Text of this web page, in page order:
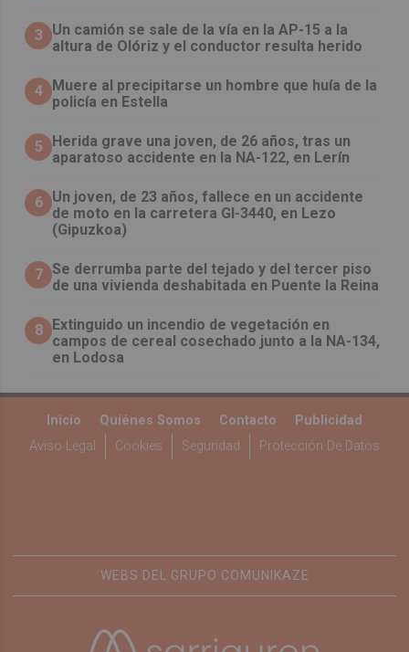
3
Un camión se sale de la vía en la AP-15 a la
altura de Olóriz y el conductor resulta herido
4 Muere al precipitarse un hombre que huía de la
policía en Estella
5
Herida grave una joven, de 26 años, tras un
aparatoso accidente en la NA-122, en Lerín
6 Un joven, de 23 años, fallece en un accidente
de moto en la carretera GI-3440, en Lezo
(Gipuzkoa)
7 Se derrumba parte del tejado y del tercer piso
de una vivienda deshabitada en Puente la Reina
8 Extinguido un incendio de vegetación en
campos de cereal cosechado junto a la NA-134,
en Lodosa
Inicio Quiénes Somos Contacto
Publicidad
Aviso Legal
Cookies Seguridad Protección De Datos
WEBS DEL GRUPO COMUNIKAZE